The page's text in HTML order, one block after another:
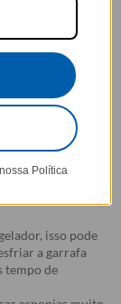
maleável
bem encaixado e
saída correta do
tampa e o
isso pode
a garrafa
tempo de
Política